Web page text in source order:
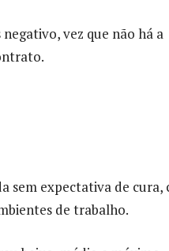
vez que não há a
sem expectativa de cura,
de trabalho.